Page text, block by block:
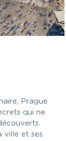
Prague
qui ne
ville et ses